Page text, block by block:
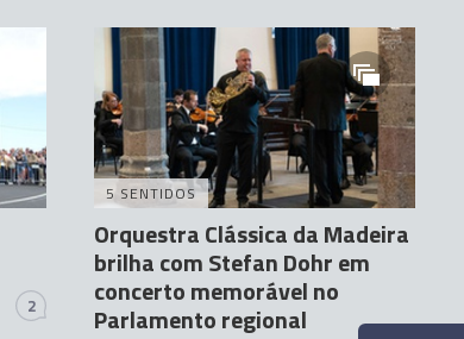
2
5 SENTIDOS
Orquestra Clássica da Madeira
brilha com Stefan Dohr em
concerto memorável no
Parlamento regional